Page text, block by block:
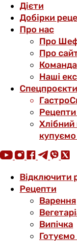
Дієти
Добірки
Про нас
Про
Про
Команда
Наші
Спецпроєкти
купуємо
Відключити
Рецепти
Варення
Випічка
Готуємо